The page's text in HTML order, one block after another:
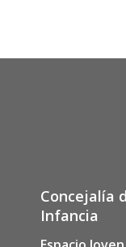
Concejalía
Infancia